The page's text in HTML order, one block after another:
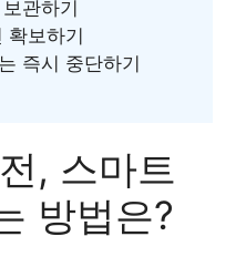
관하기
확보하기
즉시 중단하기
, 스마트
방법은?